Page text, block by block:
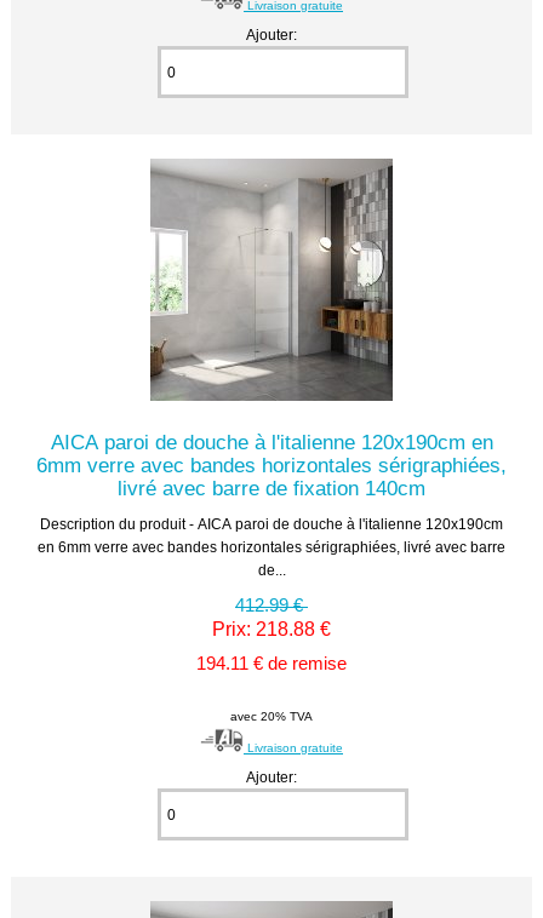
Livraison gratuite
Ajouter:
AICA paroi de douche à l'italienne 120x190cm en
6mm verre avec bandes horizontales sérigraphiées,
livré avec barre de fixation 140cm
Description du produit - AICA paroi de douche à l'italienne 120x190cm
en 6mm verre avec bandes horizontales sérigraphiées, livré avec barre
de...
412.99 €
Prix: 218.88 €
194.11 € de remise
avec 20% TVA
Livraison gratuite
Ajouter: